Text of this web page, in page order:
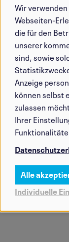
Daten
und
Cookies
Wir
Webseiten-
die für den
unserer
sind, sowie
Anzeige
können selbst
zulassen
Ihrer
Individuelle
Alle